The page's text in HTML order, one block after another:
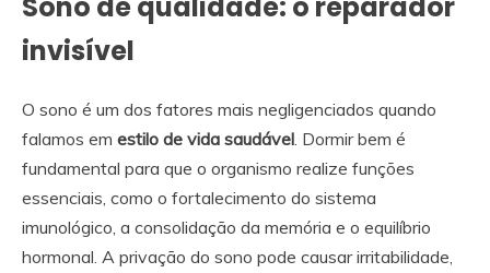
invisível
O sono é um dos fatores mais negligenciados quando
falamos em estilo de vida saudável . Dormir bem é
fundamental para que o organismo realize funções
essenciais, como o fortalecimento do sistema
imunológico, a consolidação da memória e o equilíbrio
hormonal. A privação do sono pode causar irritabilidade,